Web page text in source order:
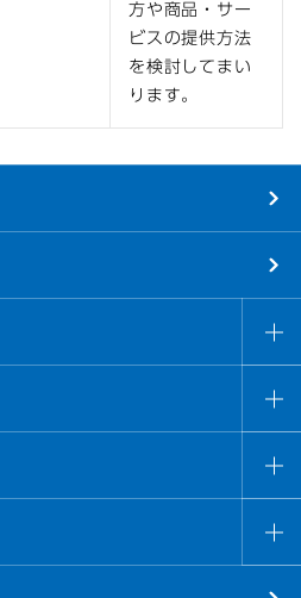
方や商品・サー
ビスの提供方法
を検討してまい
ります。